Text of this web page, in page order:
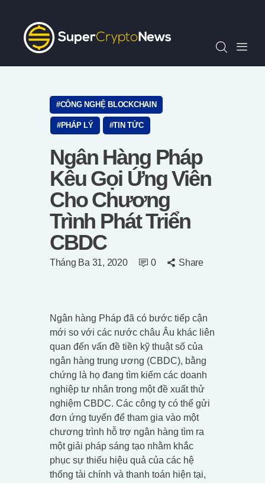
Chỉ Số SCN30
Tin Tức
Quan Điểm
Video
Thông Cáo Báo Chí
CÔNG NGHỆ BLOCKCHAIN
PHÁP LÝ TIN TỨC
Ngân Hàng Pháp
Kêu Gọi Ứng Viên
Cho Chương
Trình Phát Triển
CBDC
Tháng Ba 31, 2020 0 Share
Ngân hàng Pháp đã có bước tiếp cận
mới so với các nước châu Âu khác liên
quan đến vấn đề tiền kỹ thuật số của
ngân hàng trung ương (CBDC), bằng
chứng là họ đang tìm kiếm các doanh
nghiệp tư nhân trong một đề xuất thử
nghiệm CBDC. Các công ty có thể gửi
đơn ứng tuyển để tham gia vào một
chương trình hỗ trợ ngân hàng tìm ra
một giải pháp sáng tạo nhằm khắc
phục sự thiếu hiệu quả của các hệ
thống tài chính và thanh toán hiện tại,